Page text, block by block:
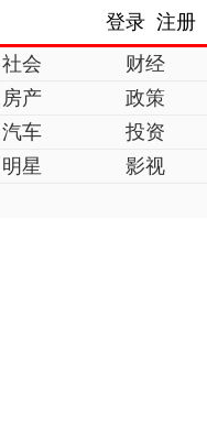
登录 注册
社会
财经
房产
政策
汽车
投资
明星
影视